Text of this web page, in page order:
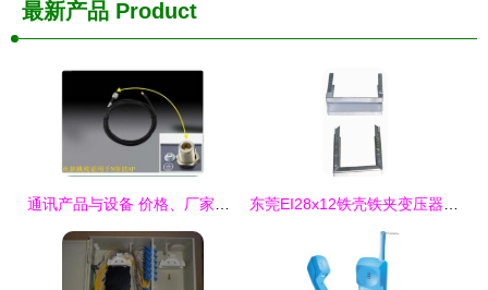
最新产品 Product